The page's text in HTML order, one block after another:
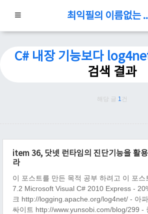
최익필의
C# 내장 기능보다
검색 결과
해당 글 1 건
item 36, 닷넷 런타임의 진단기능을 활
라
이 포스트를 만든 목적 공부 하려고 이 포스
7.2 Microsoft Visual C# 2010 Express -
크 http://logging.apache.org/log4net/ - 아
싸이트 http://www.yunsobi.com/blog/299 -